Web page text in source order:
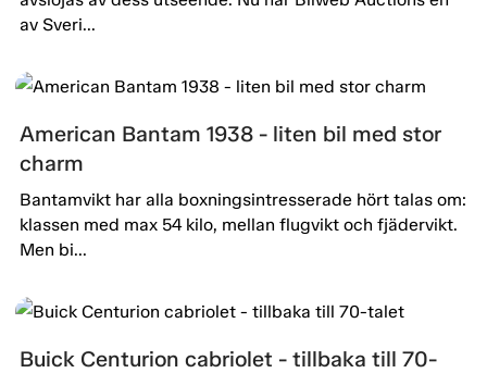
av Sveri...
American Bantam 1938 - liten bil med stor
charm
Bantamvikt har alla boxningsintresserade hört talas om:
klassen med max 54 kilo, mellan flugvikt och fjädervikt.
Men bi...
Buick Centurion cabriolet - tillbaka till 70-